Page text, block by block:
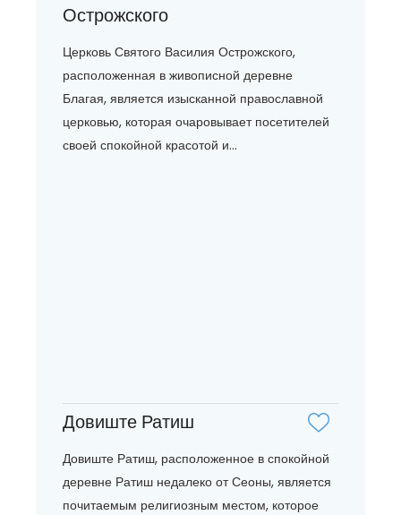
Острожского
Церковь Святого Василия Острожского,
расположенная в живописной деревне
Благая, является изысканной православной
церковью, которая очаровывает посетителей
своей спокойной красотой и...
Довиште Ратиш
Довиште Ратиш, расположенное в спокойной
деревне Ратиш недалеко от Сеоны, является
почитаемым религиозным местом, которое